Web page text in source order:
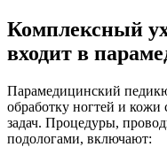
Комплексный
входит в
Парамедицинский
обработку ногтей и
задач. Процедуры,
подологами, включают: